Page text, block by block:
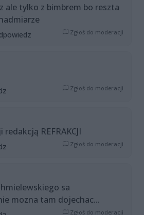
ale tylko z bimbrem bo reszta
Zgłoś do moderacji
Zgłoś do moderacji
REFRAKCJI
Zgłoś do moderacji
sa
mozna tam dojechac...
Zgłoś do moderacji